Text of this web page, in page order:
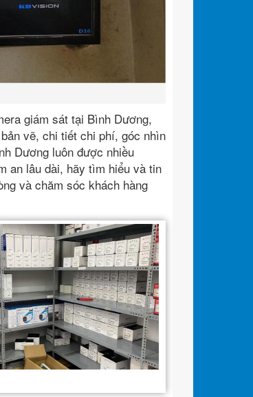
giám sát tại Bình Dương,
vẽ, chi tiết chi phí, góc nhìn
Dương luôn được nhiều
an lâu dài, hãy tìm hiểu và tin
và chăm sóc khách hàng